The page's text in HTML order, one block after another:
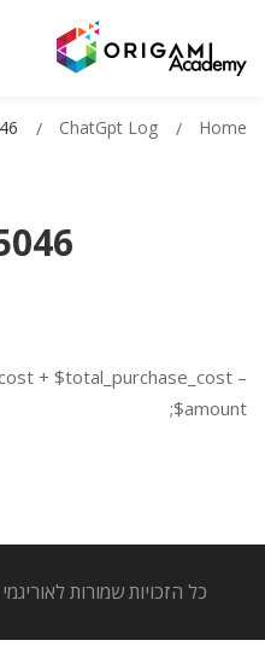
Home
ChatGpt Log
+ $total_purchase_cost –
$amount;
כל הזכויות שמורות